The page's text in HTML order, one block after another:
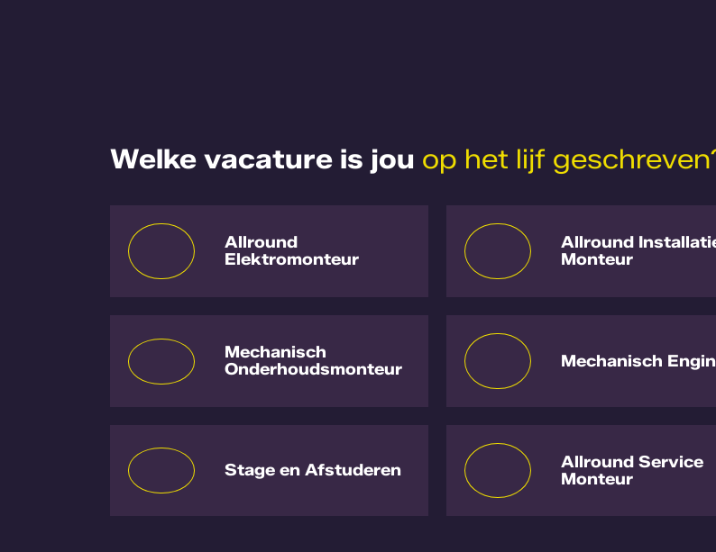
Welke vacature is jou op het lijf
Allround
Elektromonteur
Allround
Monteur
Mechanisch
Onderhoudsmonteur
Mechanisch
Stage en Afstuderen
Allround Service
Monteur